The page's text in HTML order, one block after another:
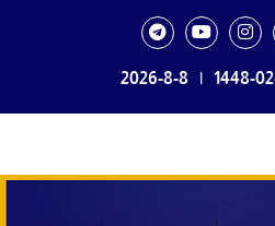
1448-
|
2026-8-8